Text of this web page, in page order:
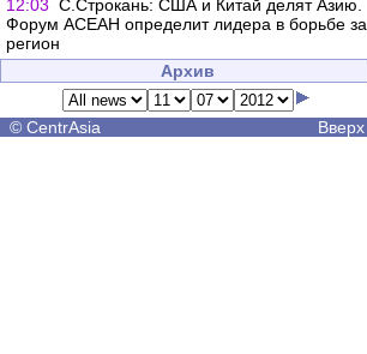
12:03 С.Строкань: США и Китай делят Азию.
Форум АСЕАН определит лидера в борьбе за
регион
Архив
© CentrAsia Вверх